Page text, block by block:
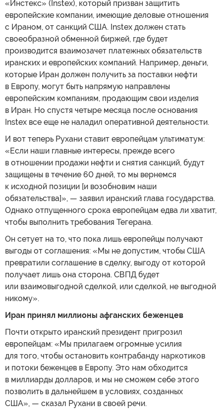
«Инстекс» (Instex), который призван защитить
европейские компании, имеющие деловые отношения
с Ираном, от санкций США. Instex должен стать
своеобразной обменной биржей, где будет
производится взаимозачет платежных обязательств
иранских и европейских компаний. Например, деньги,
которые Иран должен получить за поставки нефти
в Европу, могут быть напрямую направлены
европейским компаниям, продающим свои изделия
в Иран. Но спустя четыре месяца после основания
Instex все еще не наладил оперативной деятельности.
И вот теперь Рухани ставит европейцам ультиматум:
«Если наши главные интересы, прежде всего
в отношении продажи нефти и снятия санкций, будут
защищены в течение 60 дней, то мы вернемся
к исходной позиции [и возобновим наши
обязательства]», — заявил иранский глава государства.
Однако отпущенного срока европейцам едва ли хватит,
чтобы выполнить требования Тегерана.
Он сетует на то, что пока лишь европейцы получают
выгоды от соглашения: «Мы не допустим, чтобы США
превратили соглашение в сделку, выгоду от которой
получает лишь она сторона. СВПД будет
или взаимовыгодной сделкой, или сделкой, не выгодной
никому».
Иран принял миллионы афганских беженцев
Почти открыто иранский президент пригрозил
европейцам: «Мы прилагаем огромные усилия
для того, чтобы остановить контрабанду наркотиков
и потоки беженцев в Европу. Это нам обходится
в миллиарды долларов, и мы не сможем себе этого
позволить в дальнейшем в условиях, созданных
США», — сказал Рухани в своей речи.